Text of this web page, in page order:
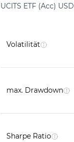
UCITS ETF (Acc)
Volatilität
max. Drawdown
Sharpe Ratio